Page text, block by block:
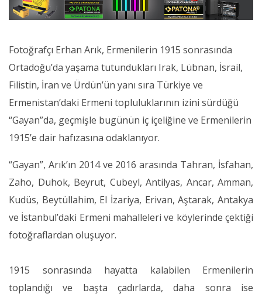
Fotoğrafçı Erhan Arık, Ermenilerin 1915 sonrasında
Ortadoğu’da yaşama tutundukları Irak, Lübnan, İsrail,
Filistin, İran ve Ürdün’ün yanı sıra Türkiye ve
Ermenistan’daki Ermeni topluluklarının izini sürdüğü
“Gayan”da, geçmişle bugünün iç içeliğine ve Ermenilerin
1915’e dair hafızasına odaklanıyor.
“Gayan”, Arık’ın 2014 ve 2016 arasında Tahran, İsfahan,
Zaho, Duhok, Beyrut, Cubeyl, Antilyas, Ancar, Amman,
Kudüs, Beytüllahim, El İzariya, Erivan, Aştarak, Antakya
ve İstanbul’daki Ermeni mahalleleri ve köylerinde çektiği
fotoğraflardan oluşuyor.
1915 sonrasında hayatta kalabilen Ermenilerin
toplandığı ve başta çadırlarda, daha sonra ise